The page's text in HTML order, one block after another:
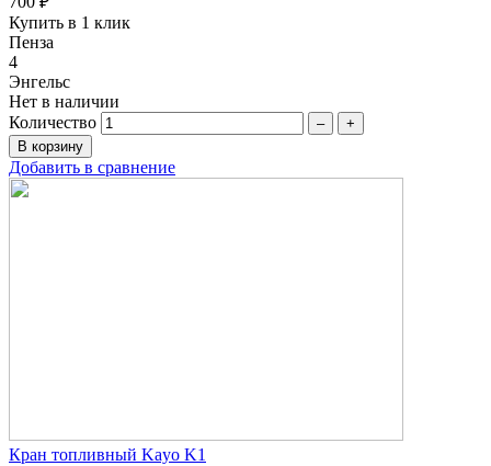
Купить в 1 клик
Пенза
4
Энгельс
Нет в наличии
Количество
– +
Добавить в сравнение
Кран топливный Kayo K1